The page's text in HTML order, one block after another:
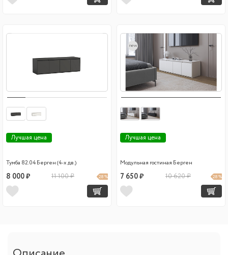
Лучшая цена
Тумба 82.04 Берген (4-х дв.)
8 000 ₽ 11 100 ₽ 28 %
new
Лучшая цена
Модульная гостиная Берген
7 650 ₽ 10 620 ₽ 28 %